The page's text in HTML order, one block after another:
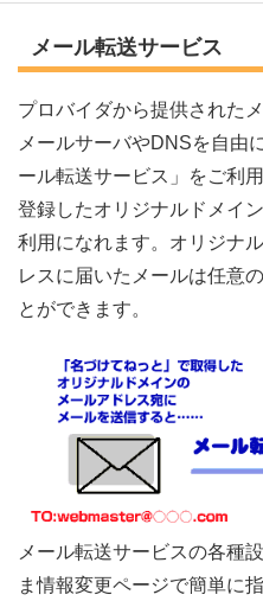
メール転送サービス
プロバイダから提供された
メールサーバやDNSを自由
ール転送サービス」をご利
登録したオリジナルドメイ
利用になれます。オリジナ
レスに届いたメールは任意
とができます。
メール転送サービスの各種
ま情報変更ページで簡単に